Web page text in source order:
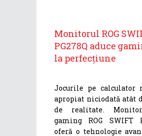
Monitorul ROG
PG278Q aduce
la perfecțiune
Jocurile pe calculator
apropiat niciodată atât
de realitate.
gaming ROG SWIFT
oferă o tehnologie